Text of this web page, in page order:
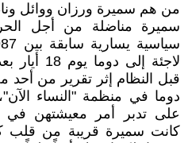
من هم سميرة ورزان ووائل
سميرة مناضلة من أجل
لاجئة
قبل النظام إثر تقرير من
دوما في منظمة "النساء
على تدبر أمر معيشتهن
كانت سميرة قريبة من قلب